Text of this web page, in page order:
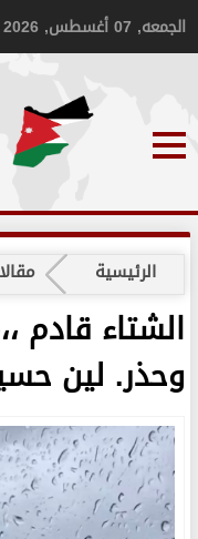
الجمعه, 07 أغسطس, 2026
الرئيسية
الشتاء قادم
وحذر. لين